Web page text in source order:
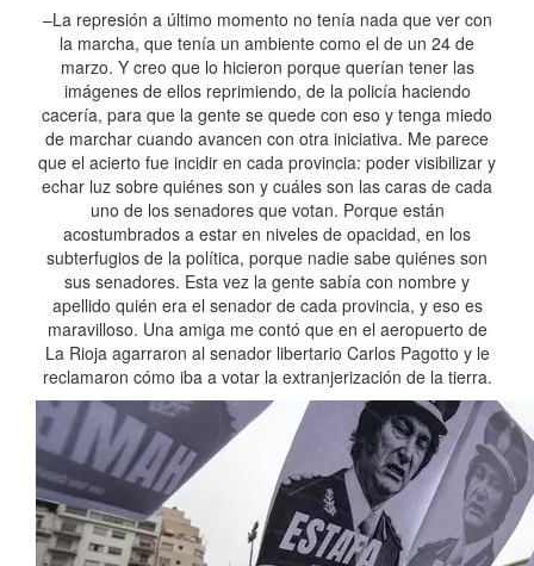
–La represión a último momento no tenía nada que ver con
la marcha, que tenía un ambiente como el de un 24 de
marzo. Y creo que lo hicieron porque querían tener las
imágenes de ellos reprimiendo, de la policía haciendo
cacería, para que la gente se quede con eso y tenga miedo
de marchar cuando avancen con otra iniciativa. Me parece
que el acierto fue incidir en cada provincia: poder visibilizar y
echar luz sobre quiénes son y cuáles son las caras de cada
uno de los senadores que votan. Porque están
acostumbrados a estar en niveles de opacidad, en los
subterfugios de la política, porque nadie sabe quiénes son
sus senadores. Esta vez la gente sabía con nombre y
apellido quién era el senador de cada provincia, y eso es
maravilloso. Una amiga me contó que en el aeropuerto de
La Rioja agarraron al senador libertario Carlos Pagotto y le
reclamaron cómo iba a votar la extranjerización de la tierra.